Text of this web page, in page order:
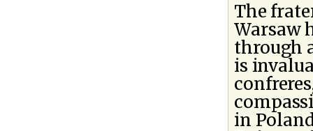
The
Warsaw
through
is
in